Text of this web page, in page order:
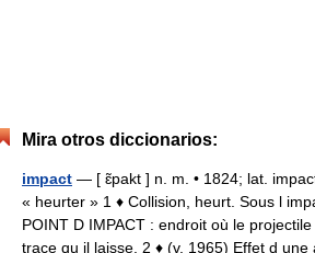
Mira otros diccionarios:
impact — [ ɛ̃pakt ] n. m. • 1824; lat.
« heurter » 1 ♦ Collision, heurt. Sous l
POINT D IMPACT : endroit où le
trace qu il laisse. 2 ♦ (v. 1965) Effet d